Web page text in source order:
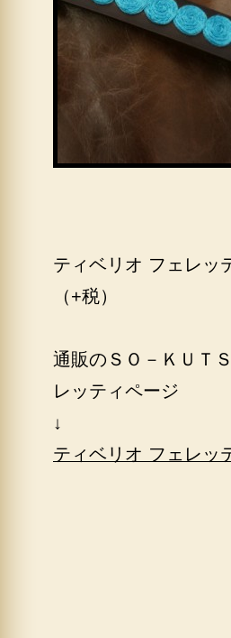
ティベリオ フェレ
（+税）
通販のＳＯ－ＫＵＴ
レッティページ
↓
ティベリオ フェレッ